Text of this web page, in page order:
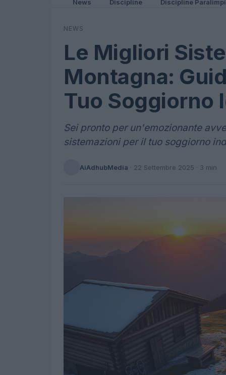
News Discipline Discipline
NEWS
Le Migliori
Montagna:
Tuo Soggiorno
Sei pronto per un'emozionante
sistemazioni per il tuo soggiorno
AiAdhubMedia · 22 Settembre 2025 · 3 min